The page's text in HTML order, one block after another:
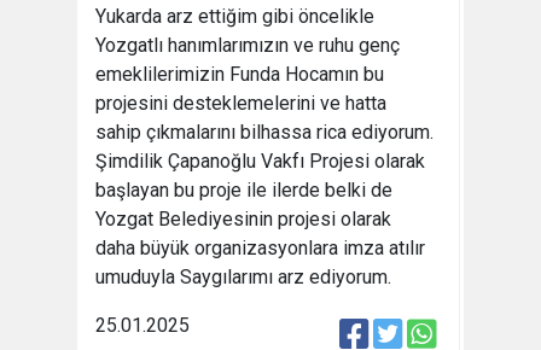
Yukarda arz ettiğim gibi öncelikle
Yozgatlı hanımlarımızın ve ruhu genç
emeklilerimizin Funda Hocamın bu
projesini desteklemelerini ve hatta
sahip çıkmalarını bilhassa rica ediyorum.
Şimdilik Çapanoğlu Vakfı Projesi olarak
başlayan bu proje ile ilerde belki de
Yozgat Belediyesinin projesi olarak
daha büyük organizasyonlara imza atılır
umuduyla Saygılarımı arz ediyorum.
25.01.2025